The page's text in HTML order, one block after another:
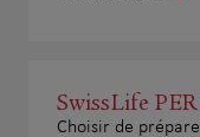
SwissLife
Choisir de